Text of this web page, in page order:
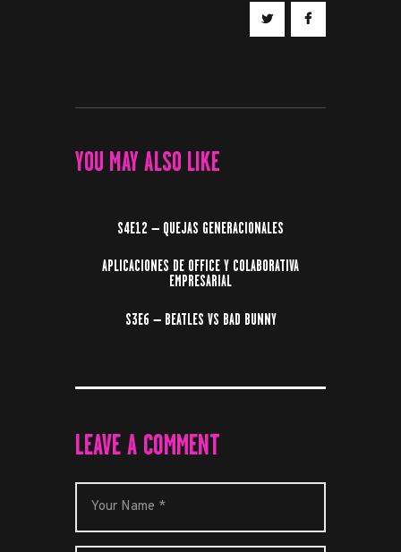
YOU MAY ALSO LIKE
S4E12 – QUEJAS GENERACIONALES
APLICACIONES DE OFFICE Y COLABORATIVA
EMPRESARIAL
S3E6 – BEATLES VS BAD BUNNY
LEAVE A COMMENT